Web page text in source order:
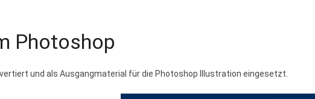
Photoshop
und als Ausgangmaterial für die Photoshop Illustration eingesetzt.